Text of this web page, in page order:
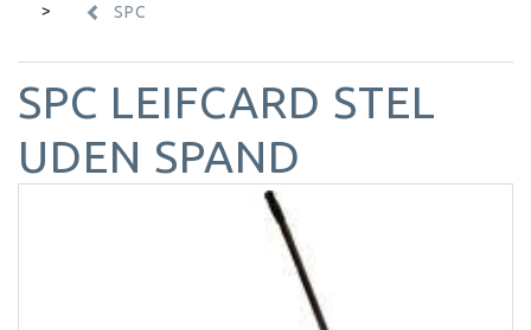
SPC
SPC LEIFCARD STEL
UDEN SPAND